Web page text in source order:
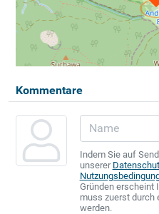
Kommentare
Indem Sie auf
unserer
Gründen erscheint
muss zuerst durch
werden.